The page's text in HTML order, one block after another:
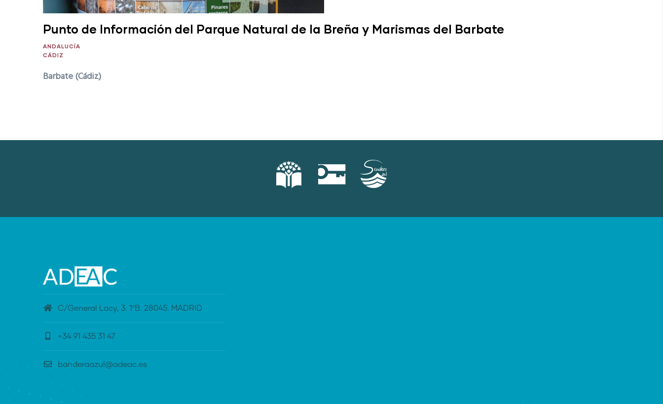
Punto de Información del Parque Natural de la Breña y Marismas del Barbate
ANDALUCÍA
CÁDIZ
Barbate (Cádiz)
C/General Lacy, 3. 1ºB. 28045. MADRID
+34 91 435 31 47
banderaazul@adeac.es